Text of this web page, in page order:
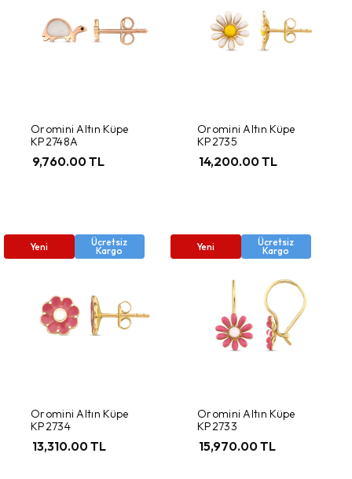
Oromini Altın Küpe
KP2748A
9,760.00 TL
Oromini Altın Küpe
KP2735
14,200.00 TL
Yeni Ücretsiz
Kargo
Oromini Altın Küpe
KP2734
13,310.00 TL
Yeni Ücretsiz
Kargo
Oromini Altın Küpe
KP2733
15,970.00 TL